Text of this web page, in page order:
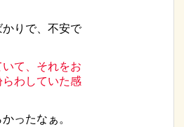
りで、不安で
て、それをお
わしていた感
ったなぁ。